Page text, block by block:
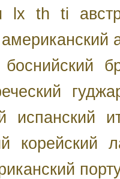
lx th ti
американский
боснийский
испанский
корейский